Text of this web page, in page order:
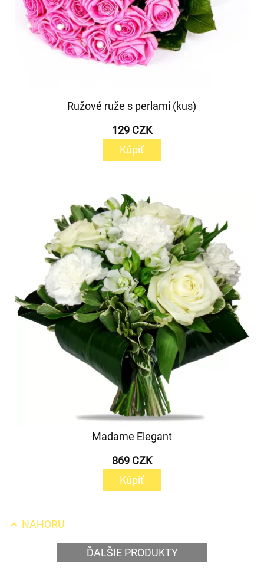
Ružové ruže s perlami (kus)
129 CZK
Kúpiť
Madame Elegant
869 CZK
Kúpiť
NAHORU
ĎALŠIE PRODUKTY